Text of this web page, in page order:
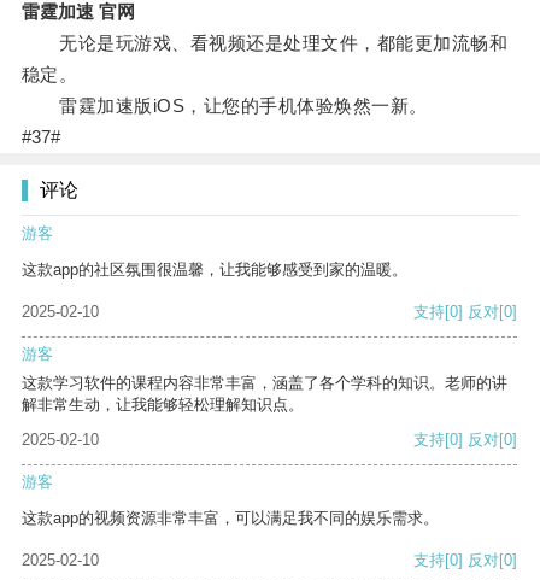
雷霆加速 官网
无论是玩游戏、看视频还是处理文件，都能更加流畅和
稳定。
雷霆加速版iOS，让您的手机体验焕然一新。
#37#
评论
游客
这款app的社区氛围很温馨，让我能够感受到家的温暖。
2025-02-10 支持[0] 反对[0]
游客
这款学习软件的课程内容非常丰富，涵盖了各个学科的知识。老师的讲
解非常生动，让我能够轻松理解知识点。
2025-02-10
支持[0] 反对[0]
游客
这款app的视频资源非常丰富，可以满足我不同的娱乐需求。
2025-02-10 支持[0] 反对[0]